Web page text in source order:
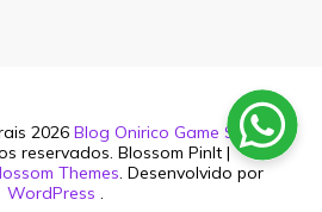
2026 Blog Onirico Game Studio.
reservados. Blossom PinIt |
Themes . Desenvolvido por
WordPress